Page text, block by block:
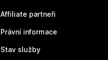
Affiliate partneři
Právní informace
Stav služby